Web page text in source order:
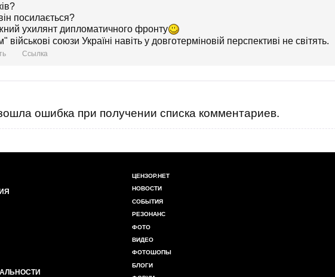
посилається?
ухилянт дипломатичного фронту
союзи Україні навіть у довготерміновій перспективі не світять.
Ссылка
ошибка при получении списка комментариев.
ЦЕНЗОР.НЕТ
НОВОСТИ
СОБЫТИЯ
РЕЗОНАНС
ФОТО
ВИДЕО
ФОТОШОПЫ
БЛОГИ